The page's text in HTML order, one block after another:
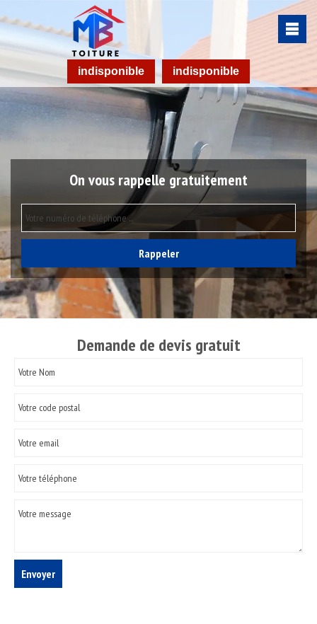
indisponible indisponible
On vous rappelle gratuitement
Demande de devis gratuit